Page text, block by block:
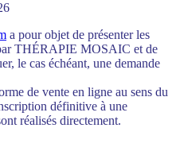
a pour objet de présenter les
THÉRAPIE MOSAIC et de
le cas échéant, une demande
de vente en ligne au sens du
définitive à une
réalisés directement.